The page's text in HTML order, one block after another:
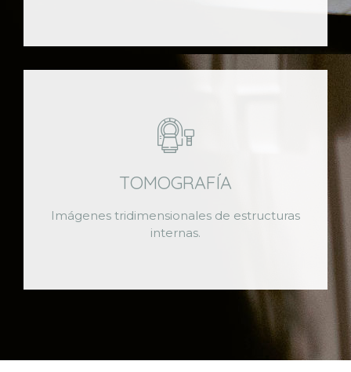
TOMOGRAFÍA
Imágenes tridimensionales de estructuras
internas.